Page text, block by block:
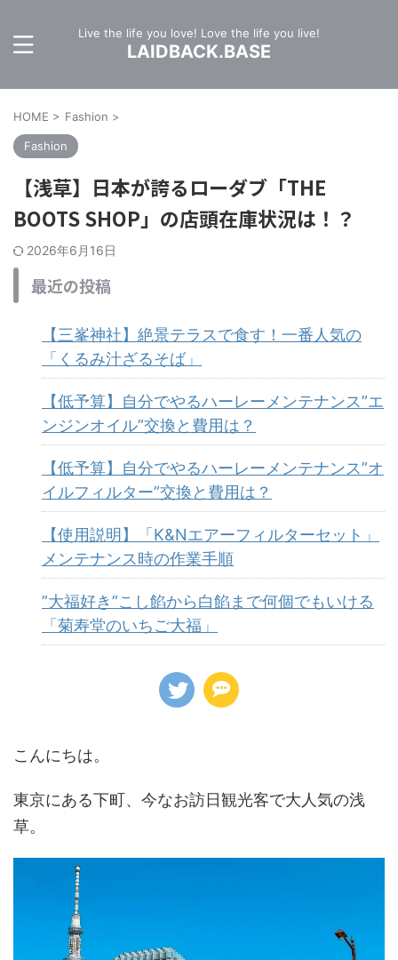
Live the life you love! Love the life you live!
LAIDBACK.BASE
HOME > Fashion >
Fashion
【浅草】日本が誇るローダブ「THE
BOOTS SHOP」の店頭在庫状況は！？
2026年6月16日
最近の投稿
【三峯神社】絶景テラスで食す！一番人気の
「くるみ汁ざるそば」
【低予算】自分でやるハーレーメンテナンス”エ
ンジンオイル”交換と費用は？
【低予算】自分でやるハーレーメンテナンス”オ
イルフィルター”交換と費用は？
【使用説明】「K&Nエアーフィルターセット」
メンテナンス時の作業手順
”大福好き”こし餡から白餡まで何個でもいける
「菊寿堂のいちご大福」
こんにちは。
東京にある下町、今なお訪日観光客で大人気の浅
草。